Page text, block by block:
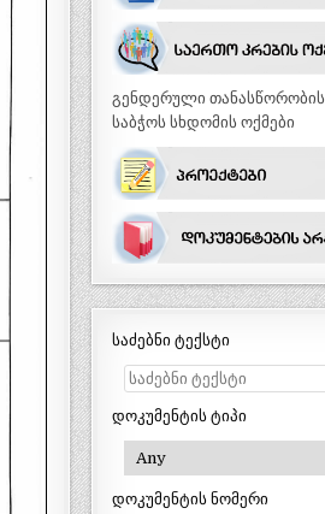
გენდერული თანასწორობის
საბჭოს სხდომის ოქმები
საძებნი ტექსტი
დოკუმენტის ტიპი
დოკუმენტის ნომერი